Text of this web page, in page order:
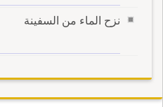
نزح الماء من السفينة